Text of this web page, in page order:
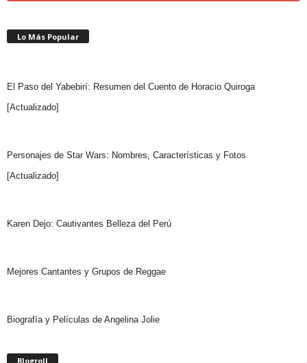
Lo Más Popular
El Paso del Yabebirí: Resumen del Cuento de Horacio Quiroga
[Actualizado]
Personajes de Star Wars: Nombres, Características y Fotos
[Actualizado]
Karen Dejo: Cautivantes Belleza del Perú
Mejores Cantantes y Grupos de Reggae
Biografía y Películas de Angelina Jolie
Blogroll